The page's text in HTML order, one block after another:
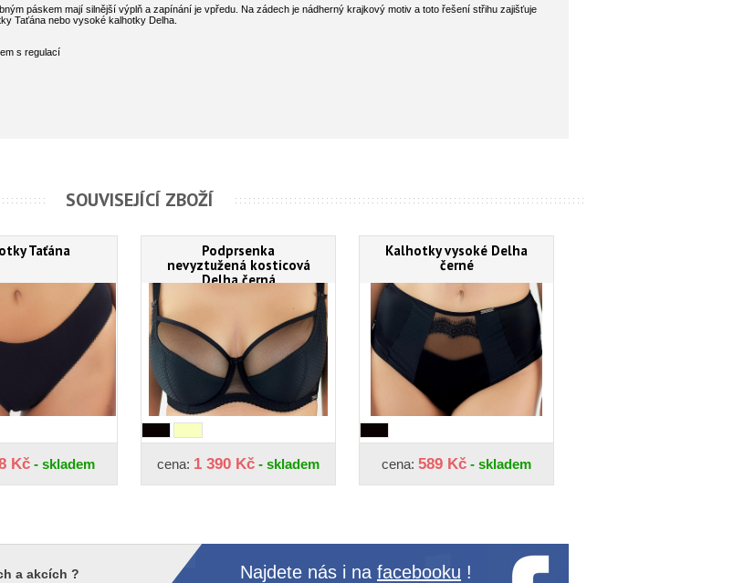
páskem mají silnější výplň a zapínání je vpředu. Na zádech je nádherný krajkový motiv a toto řešení střihu zajišťuje
Taťána nebo vysoké kalhotky Delha.
s regulací
SOUVISEJÍCÍ ZBOŽÍ
Taťána
Kč - skladem
Podprsenka
nevyztužená kosticová
Delha černá
cena: 1 390 Kč - skladem
Kalhotky vysoké Delha
černé
cena: 589 Kč - skladem
a akcích ? Najdete nás i na facebooku !